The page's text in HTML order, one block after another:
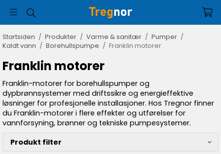
Startsiden / Produkter / Varme & sanitær / Pumper /
Kaldt vann / Borehullspumpe / Franklin motorer
Franklin motorer
Franklin-motorer for borehullspumper og
dypbrønnsystemer med driftssikre og energieffektive
løsninger for profesjonelle installasjoner. Hos Tregnor finner
du Franklin-motorer i flere effekter og utførelser for
vannforsyning, brønner og tekniske pumpesystemer.
Produkt filter